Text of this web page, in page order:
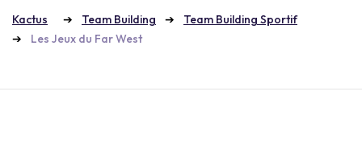
Kactus Team Building
Team Building Sportif
Les Jeux du Far West